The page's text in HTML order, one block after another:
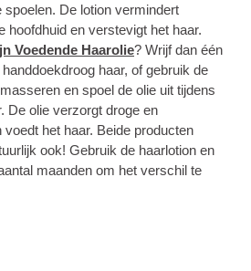
spoelen. De lotion vermindert
hoofdhuid en verstevigt het haar.
Voedende Haarolie? Wrijf dan één
haar, of gebruik de
en spoel de olie uit tijdens
De olie verzorgt droge en
voedt het haar. Beide producten
ook! Gebruik de haarlotion en
maanden om het verschil te